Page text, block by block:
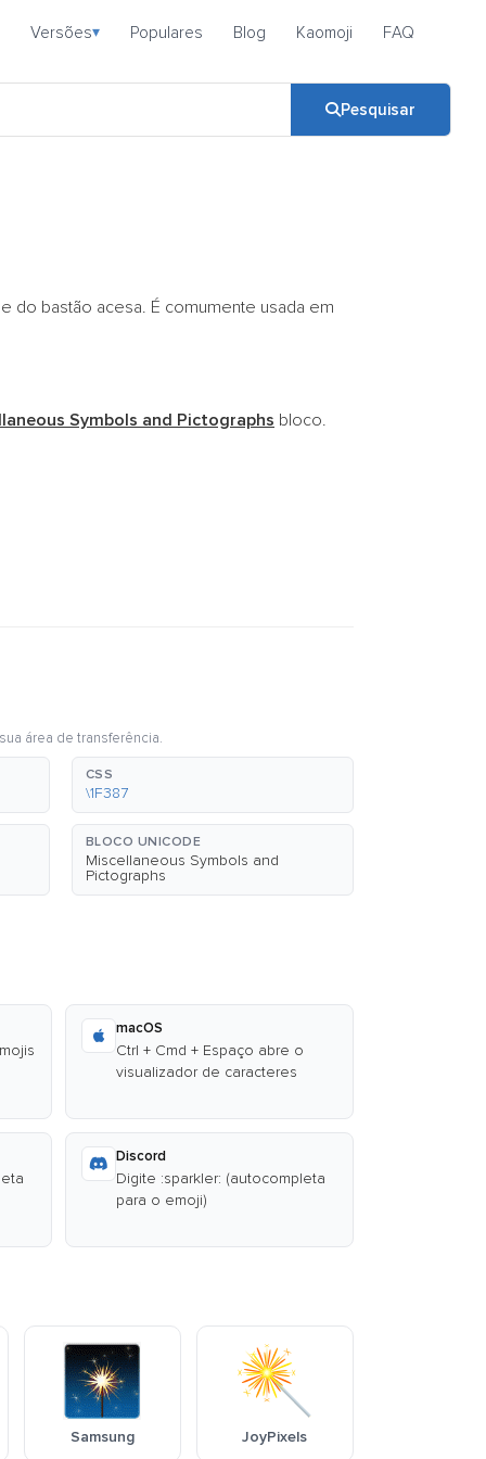
Versões▾ Populares Blog Kaomoji FAQ
Pesquisar
do bastão acesa. É comumente usada em
Symbols and Pictographs bloco.
área de transferência.
CSS
\1F387
BLOCO UNICODE
Miscellaneous Symbols and
Pictographs
macOS
Ctrl + Cmd + Espaço abre o
visualizador de caracteres
Discord
Digite :sparkler: (autocompleta
para o emoji)
Samsung JoyPixels